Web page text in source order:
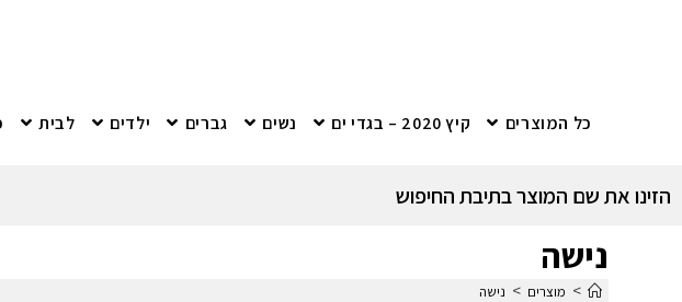
כל המוצרים קיץ 2020 – בגדי ים נשים גברים ילדים לבית
הזינו את שם המוצר בתיבת החיפוש
נישה
> מוצרים > נישה